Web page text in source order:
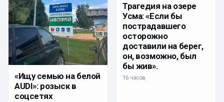
«Ищу семью на белой
AUDI»: розыск в
соцсетях
Трагедия на озере
Усма: «Если бы
пострадавшего
осторожно
доставили на берег,
он, возможно, был
бы жив».
16 часов